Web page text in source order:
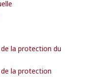
la protection du
la protection